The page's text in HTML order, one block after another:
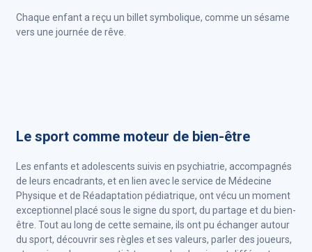
Chaque enfant a reçu un billet symbolique, comme un sésame
vers une journée de rêve.
Le sport comme moteur de bien-être
Les enfants et adolescents suivis en psychiatrie, accompagnés
de leurs encadrants, et en lien avec le service de Médecine
Physique et de Réadaptation pédiatrique, ont vécu un moment
exceptionnel placé sous le signe du sport, du partage et du bien-
être. Tout au long de cette semaine, ils ont pu échanger autour
du sport, découvrir ses règles et ses valeurs, parler des joueurs,